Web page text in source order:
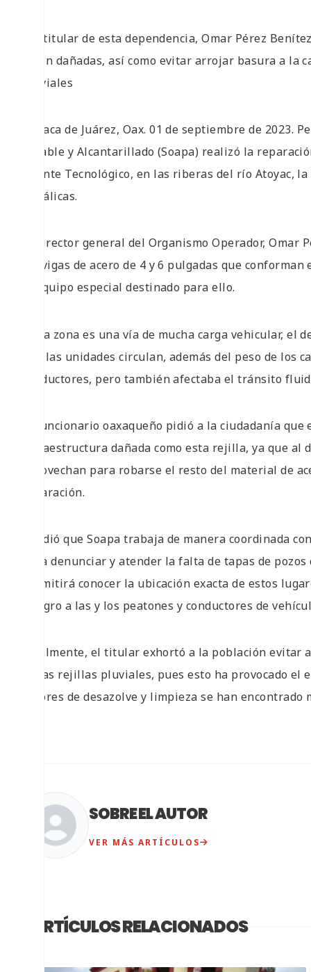
• El titular de esta dependencia, Omar Pérez
estén dañadas, así como evitar arrojar basura a
pluviales
Oaxaca de Juárez, Oax. 01 de septiembre de
Potable y Alcantarillado (Soapa) realizó la
Puente Tecnológico, en las riberas del río Atoyac,
metálicas.
El director general del Organismo Operador,
las vigas de acero de 4 y 6 pulgadas que
el equipo especial destinado para ello.
“Esta zona es una vía de mucha carga vehicular,
que las unidades circulan, además del peso de los
conductores, pero también afectaba el tránsito
El funcionario oaxaqueño pidió a la ciudadanía
infraestructura dañada como esta rejilla, ya que
aprovechan para robarse el resto del material de
reparación.
Añadió que Soapa trabaja de manera coordinada
para denunciar y atender la falta de tapas de
permitirá conocer la ubicación exacta de estos
peligro a las y los peatones y conductores de
Finalmente, el titular exhortó a la población
de las rejillas pluviales, pues esto ha provocado el
labores de desazolve y limpieza se han
SOBRE EL AUTOR
VER MÁS ARTÍCULOS
ARTÍCULOS RELACIONADOS